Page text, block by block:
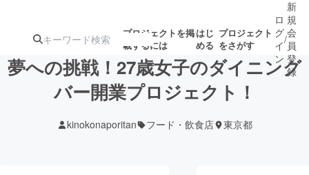
プロジェクトを掲
載するには
はじ
める
プロジェクト
をさがす
ターン
ジェクト
募集終了が近いプ
ロジェクト
されます
ロ
グ
イ
ン
/
新
規
会
員
登
録
夢への挑戦！27歳女子のダイニング
バー開業プロジェクト！
kinokonaporitan フード・飲食店 東京都